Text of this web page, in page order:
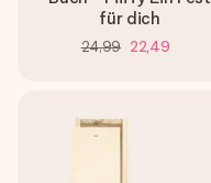
für dich
24,99 22,49